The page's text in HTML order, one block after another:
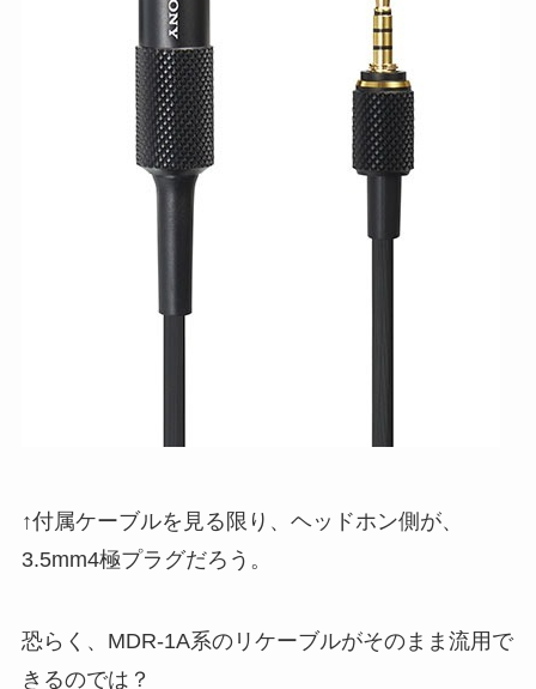
↑付属ケーブルを見る限り、ヘッドホン側が、
3.5mm4極プラグだろう。
恐らく、MDR-1A系のリケーブルがそのまま流用で
きるのでは？